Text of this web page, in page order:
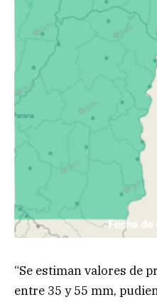
“Se estiman valores de
entre 35 y 55 mm,